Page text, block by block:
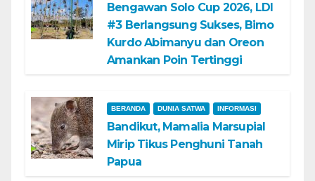
Bengawan Solo Cup 2026, LDI
#3 Berlangsung Sukses, Bimo
Kurdo Abimanyu dan Oreon
Amankan Poin Tertinggi
BERANDA DUNIA SATWA INFORMASI
Bandikut, Mamalia Marsupial
Mirip Tikus Penghuni Tanah
Papua